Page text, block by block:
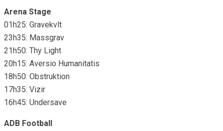
Arena Stage
01h25: Gravekvlt
23h35: Massgrav
21h50: Thy Light
20h15: Aversio Humanitatis
18h50: Obstruktion
17h35: Vizir
16h45: Undersave
ADB Football